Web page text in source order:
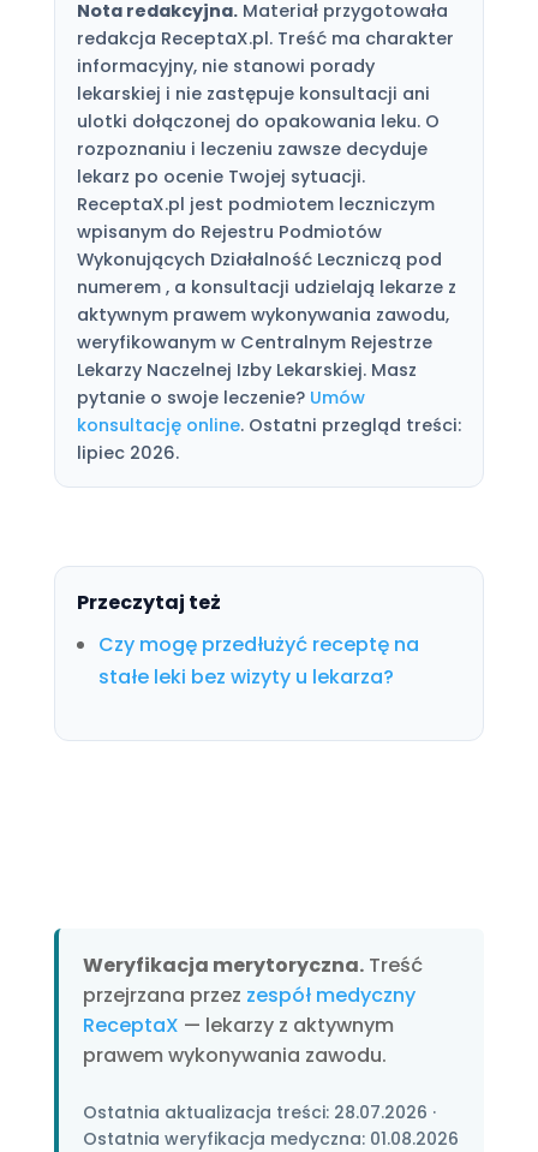
Nota redakcyjna.Materiał przygotowała
redakcja ReceptaX.pl. Treść ma charakter
informacyjny, nie stanowi porady
lekarskiej i nie zastępuje konsultacji ani
ulotki dołączonej do opakowania leku. O
rozpoznaniu i leczeniu zawsze decyduje
lekarz po ocenie Twojej sytuacji.
ReceptaX.pl jest podmiotem leczniczym
wpisanym do Rejestru Podmiotów
Wykonujących Działalność Leczniczą pod
numerem , a konsultacji udzielają lekarze z
aktywnym prawem wykonywania zawodu,
weryfikowanym w Centralnym Rejestrze
Lekarzy Naczelnej Izby Lekarskiej. Masz
pytanie o swoje leczenie? Umów
konsultację online. Ostatni przegląd treści:
lipiec 2026.
Przeczytaj też
Czy mogę przedłużyć receptę na
stałe leki bez wizyty u lekarza?
Weryfikacja merytoryczna.Treść
przejrzana przez zespół medyczny
ReceptaX — lekarzy z aktywnym
prawem wykonywania zawodu.
Ostatnia aktualizacja treści: 28.07.2026 ·
Ostatnia weryfikacja medyczna: 01.08.2026